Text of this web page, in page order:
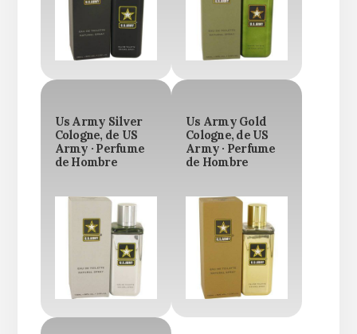
Us Army Silver
Cologne, de US
Army · Perfume
de Hombre
Us Army Gold
Cologne, de US
Army · Perfume
de Hombre